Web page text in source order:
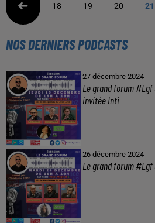
18 19 20 21
NOS DERNIERS PODCASTS
27 décembre 2024
Le grand forum #Lgf
invitée Inti
26 décembre 2024
Le grand forum